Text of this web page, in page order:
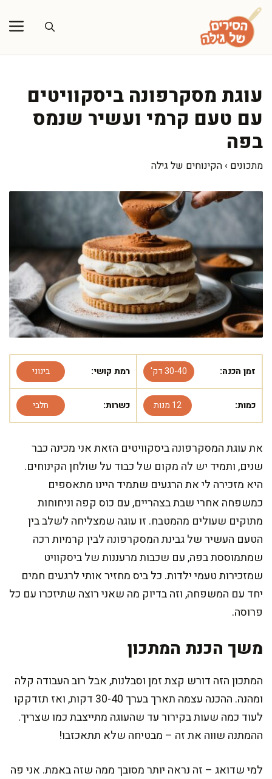
לדלג
לתוכן
עוגת מסקרפונה ביסקוויטים
עם טעם קרמי ועשיר שנמס
בפה
מתכונים › הקינוחים של גילה
זמן הכנה: 30-40 דק' רמת קושי: בינוני
כמות: 12 מנות כשרות: חלבי
את עוגת המסקרפונה ביסקוויטים הזאת אני מכינה כבר
שנים, ותמיד יש לה מקום של כבוד על שולחן הקינוחים.
היא מזכירה לי את הרגעים שתמיד היינו מתאספים
כמשפחה אחרי שבת בצהריים, עם כוס קפה וניחוחות
מתוקים שעולים מהמטבח. זו עוגה שמצליחה לשלב בין
הטעם העשיר של גבינת המסקרפונה לבין קרמיות רכה
שמתמוססת בפה, עם שכבות מרעננות של ביסקוויט
שמזכירות טעמי ילדות. כל ביס מחזיר אותי לרגעים חמים
יחד עם המשפחה, וזה בדיוק מה שאני רוצה שתיזכרו עם כל
פרוסה.
משך הכנת המתכון
המתכון הזה דורש קצת זמן וסבלנות, אבל רוב העבודה קלה
ומהנה. ההכנה עצמה תארך בערך 30-40 דקות, ואז תזדקקו
לעוד כמה שעות בקירור עד שהעוגה מתייצבת כמו שצריך.
ההמתנה שווה את זה – מבטיחה שלא תתאכזבו!
למי שדואג – זה נראה יותר מסובך ממה שזה באמת. אני פה